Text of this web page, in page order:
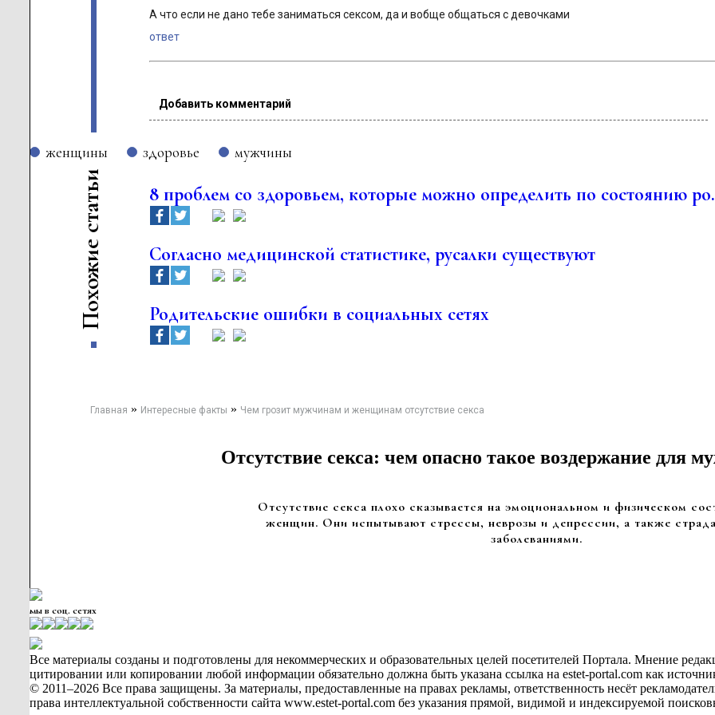
А что если не дано тебе заниматься сексом, да и вобще общаться с девочками
ответ
Добавить комментарий
женщины здоровье мужчины
П
о
х
о
ж
и
е
с
т
а
т
ь
и
8 проблем со здоровьем, которые можно определить по состоянию
Согласно медицинской статистике, русалки существуют
Родительские ошибки в социальных сетях
Главная » Интересные факты » Чем грозит мужчинам и женщинам отсутствие секса
Отсутствие секса: чем опасно такое воздержание для
Отсутствие секса плохо сказывается на эмоциональном и физическом
женщин. Они испытывают стрессы, неврозы и депрессии, а также
заболеваниями.
мы в соц. сетях
Все материалы созданы и подготовлены для некоммерческих и образовательных целей посетителей Портала. Мнение
цитировании или копировании любой информации обязательно должна быть указана ссылка на estet-portal.com как
© 2011–2026 Все права защищены. За материалы, предоставленные на правах рекламы, ответственность несёт
права интеллектуальной собственности сайта www.estet-portal.com без указания прямой, видимой и индексируемой